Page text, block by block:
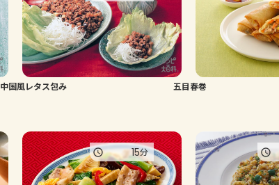
中国風レタス包み 五目春巻
15分